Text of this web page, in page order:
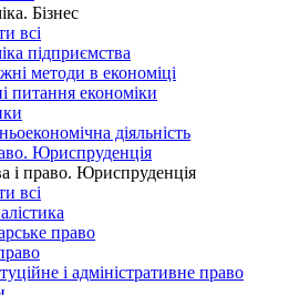
Бізнес
всі
підприємства
методи в економіці
питання економіки
діяльність
Юриспруденція
і право. Юриспруденція
всі
право
і адміністративне право